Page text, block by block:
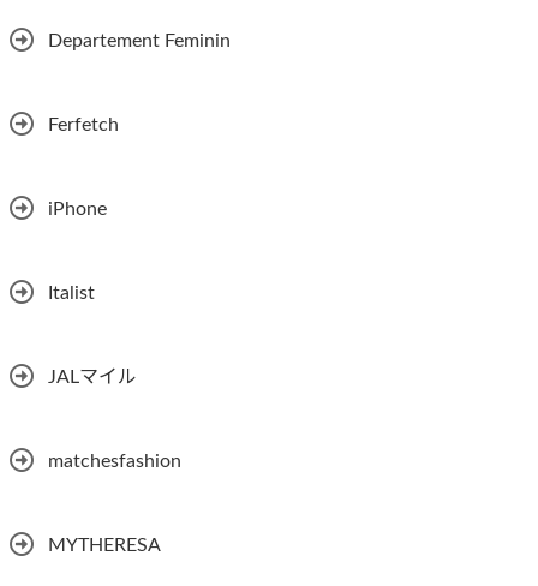
Departement Feminin
Ferfetch
iPhone
Italist
JALマイル
matchesfashion
MYTHERESA